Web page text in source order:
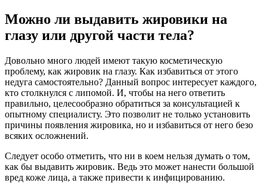
Можно ли выдавить жировики на
глазу или другой части тела?
Довольно много людей имеют такую косметическую
проблему, как жировик на глазу. Как избавиться от этого
недуга самостоятельно? Данный вопрос интересует каждого,
кто столкнулся с липомой. И, чтобы на него ответить
правильно, целесообразно обратиться за консультацией к
опытному специалисту. Это позволит не только установить
причины появления жировика, но и избавиться от него безо
всяких осложнений.
Следует особо отметить, что ни в коем нельзя думать о том,
как бы выдавить жировик. Ведь это может нанести большой
вред коже лица, а также привести к инфицированию.